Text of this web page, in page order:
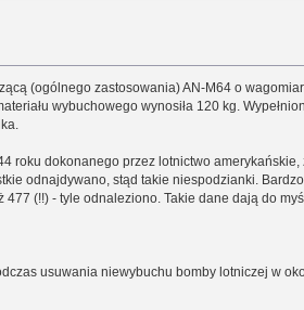
(ogólnego zastosowania) AN-M64 o
wybuchowego wynosiła 120 kg.
roku dokonanego przez lotnictwo
odnajdywano, stąd takie niespodzianki.
(!!) - tyle odnaleziono. Takie dane dają do
usuwania niewybuchu bomby lotniczej w